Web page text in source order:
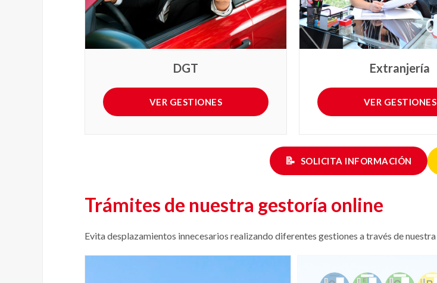
DGT
VER GESTIONES
Extranjería
VER GESTIONES
📝 SOLICITA INFORMACIÓN
Trámites de nuestra gestoría online
Evita desplazamientos innecesarios realizando diferentes gestiones a través de nuestra